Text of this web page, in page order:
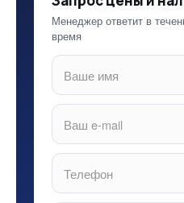
Менеджер ответит в
время